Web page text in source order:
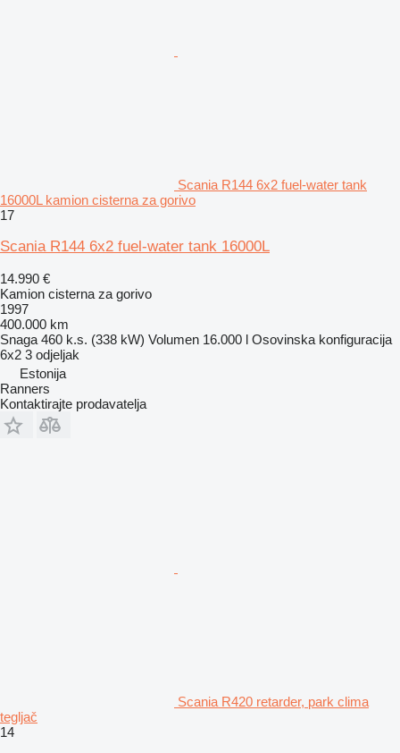
Scania R144 6x2 fuel-water tank
16000L kamion cisterna za gorivo
17
Scania R144 6x2 fuel-water tank 16000L
14.990 €
Kamion cisterna za gorivo
1997
400.000 km
Snaga 460 k.s. (338 kW) Volumen 16.000 l Osovinska konfiguracija
6x2 3 odjeljak
Estonija
Ranners
Kontaktirajte prodavatelja
Scania R420 retarder, park clima
tegljač
14